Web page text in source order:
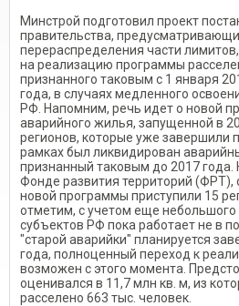
Минстрой подготовил проект
правительства,
перераспределения части
на реализацию программы
признанного таковым с 1 января
года, в случаях медленного
РФ. Напомним, речь идет о новой
аварийного жилья, запущенной в
регионов, которые уже
рамках был ликвидирован
признанный таковым до 2017 года.
Фонде развития территорий (ФРТ),
новой программы приступили 15
отметим, с учетом еще
субъектов РФ пока работает не в
"старой аварийки" планируется
года, полноценный переход к
возможен с этого момента.
оценивался в 11,7 млн кв. м, из
расселено 663 тыс. человек.